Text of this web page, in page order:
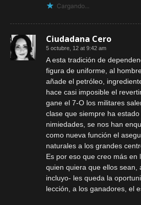
Cargando...
Ciudadana Cero
5 octubre, 12 at 9:42 am
A esta tradición de
figura de uniforme, al
añade el petróleo,
hace casi imposible el
gane el 7-O los militares
clase que siempre ha
nimiedades, se nos han
como nueva función el
naturales a los grandes
Es por eso que creo más en
quien quiera que ellos sean,
incluyo- les queda la
lección, a los ganadores, el